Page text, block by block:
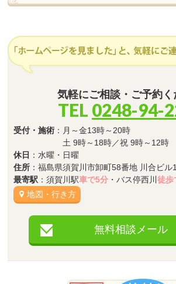
気軽にご相談・ご予約く
TEL 0248-94-
受付・施術 ：月～金13時～20時
土 9時～18時／祝 9時～12時
休日 ：水曜・日曜
住所 ：福島県須賀川市卸町58番地 川合ビル
最寄駅 ：須賀川駅車で5分 ・バス停西川徒歩
地図・行き方
無料相談メール